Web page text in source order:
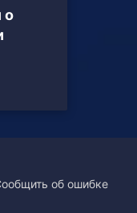
о
об ошибке